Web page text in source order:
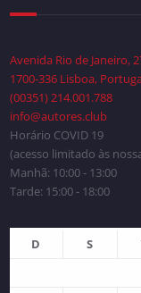
Avenida Rio de Janeiro,
1700-336 Lisboa,
(00351) 214.001.788
info@autores.club
Horário COVID 19
(acesso limitado às
Manhã: 10:00 - 13:00
Tarde: 15:00 - 18:00
D S